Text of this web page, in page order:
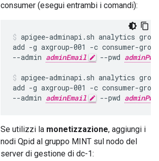
consumer (esegui entrambi i comandi):
apigee-adminapi.sh analytics
add -g axgroup-001 -c consumer-
--admin adminEmail --pwd
apigee-adminapi.sh analytics
add -g axgroup-001 -c consumer-
--admin adminEmail --pwd
Se utilizzi la monetizzazione, aggiungi i
nodi Qpid al gruppo MINT sul nodo del
server di gestione di dc-1: